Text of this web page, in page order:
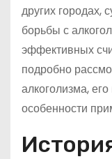
других городах,
борьбы с
эффективных
подробно
алкоголизма,
особенности